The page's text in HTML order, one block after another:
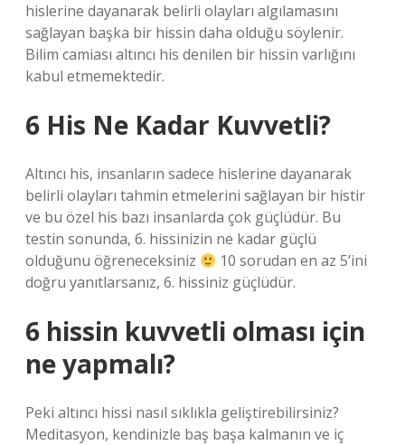
hislerine dayanarak belirli olayları algılamasını
sağlayan başka bir hissin daha olduğu söylenir.
Bilim camiası altıncı his denilen bir hissin varlığını
kabul etmemektedir.
6 His Ne Kadar Kuvvetli?
Altıncı his, insanların sadece hislerine dayanarak
belirli olayları tahmin etmelerini sağlayan bir histir
ve bu özel his bazı insanlarda çok güçlüdür. Bu
testin sonunda, 6. hissinizin ne kadar güçlü
olduğunu öğreneceksiniz
10 sorudan en az 5’ini
doğru yanıtlarsanız, 6. hissiniz güçlüdür.
6 hissin kuvvetli olması için
ne yapmalı?
Peki altıncı hissi nasıl sıklıkla geliştirebilirsiniz?
Meditasyon, kendinizle baş başa kalmanın ve iç